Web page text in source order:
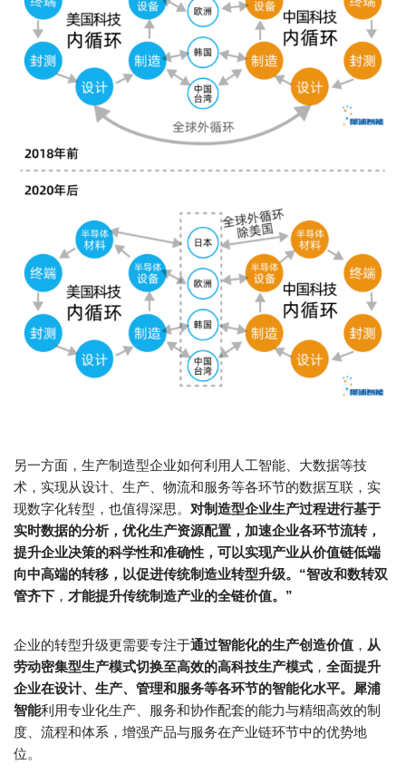
另一方面，生产制造型企业如何利用人工智能、大数据等技
术，实现从设计、生产、物流和服务等各环节的数据互联，实
现数字化转型，也值得深思。 对制造型企业生产过程进行基于
实时数据的分析，优化生产资源配置，加速企业各环节流转，
提升企业决策的科学性和准确性，可以实现产业从价值链低端
向中高端的转移，以促进传统制造业转型升级。“智改和数转双
管齐下 ， 才能提升传统制造产业的全链价值。”
企业的转型升级更需要专注于通过智能化的生产创造价值 ， 从
劳动密集型生产模式切换至高效的高科技生产模式 ， 全面提升
企业在设计、生产、管理和服务等各环节的智能化水平。
犀浦
智能利用专业化生产、服务和协作配套的能力与精细高效的制
度、流程和体系，增强产品与服务在产业链环节中的优势地
位。